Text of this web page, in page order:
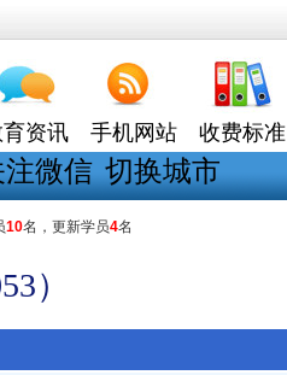
资讯 手机网站 收费标准
注微信 切换城市
10名，更新学员4名
）